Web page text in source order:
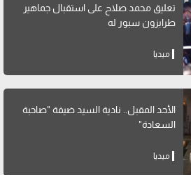
تعليق محمد صلاح على استقبال جماهير
طرابزون سبور له
ميديا
الأحد المقبل.. نادية السيد ضيفة "صاحبة
السعادة"
ميديا